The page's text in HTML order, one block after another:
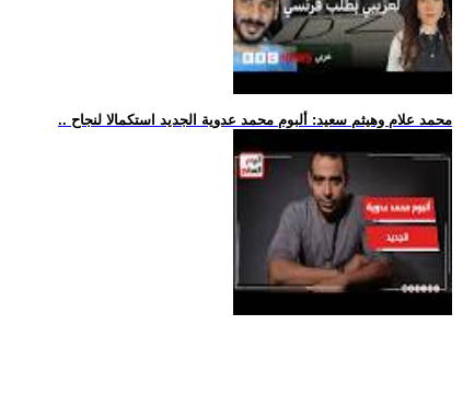
.. محمد علام وهيثم سعيد: ألبوم محمد عدوية الجديد استكمالا لنجاح